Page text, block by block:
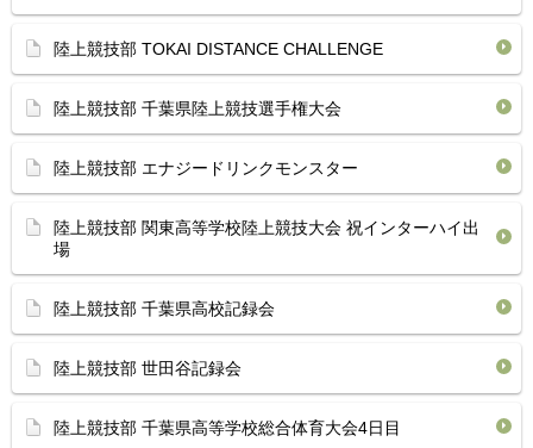
陸上競技部 TOKAI DISTANCE CHALLENGE
陸上競技部 千葉県陸上競技選手権大会
陸上競技部 エナジードリンクモンスター
陸上競技部 関東高等学校陸上競技大会 祝インターハイ出
場
陸上競技部 千葉県高校記録会
陸上競技部 世田谷記録会
陸上競技部 千葉県高等学校総合体育⁡大会4日目